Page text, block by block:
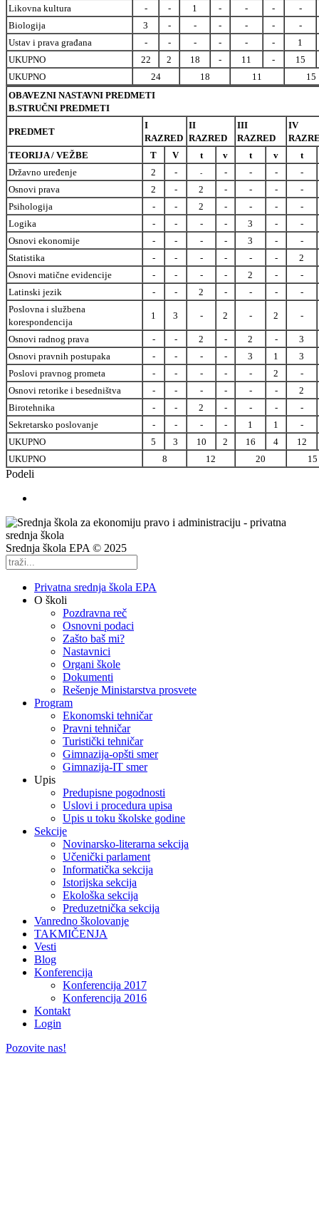
Likovna kultura
- - 1 - - -
-
Biologija
3 - - - - -
-
Ustav i prava građana
- - - - - -
1
UKUPNO
22 2 18 - 11 -
15
UKUPNO
24 18 11
15
OBAVEZNI NASTAVNI PREDMETI
B.STRUČNI PREDMETI
PREDMET
I
RAZRED
II
RAZRED
III
RAZRED
IV
TEORIJA / VEŽBE
T V t v t v
t
Državno uređenje
2 - - - - -
-
Osnovi prava
2 - 2 - - -
-
Psihologija
- - 2 - - -
-
Logika
- - - - 3 -
-
Osnovi ekonomije
- - - - 3 -
-
Statistika
- - - - - -
2
Osnovi matične evidencije
- - - - 2 -
-
Latinski jezik
- - 2 - - -
-
Poslovna i službena
korespondencija
1 3 - 2 - 2 -
Osnovi radnog prava - - 2 - 2 -
3
Osnovi pravnih postupaka
- - - - 3 1
3
Poslovi pravnog prometa
- - - - - 2
-
Osnovi retorike i besedništva
- - - - - -
2
Birotehnika
- - 2 - - -
-
Sekretarsko poslovanje
- - - - 1 1
-
UKUPNO
5 3 10 2 16 4
12
UKUPNO
8 12 20 15
Podeli
Srednja škola EPA © 2025
Privatna srednja škola EPA
O školi
Pozdravna reč
Osnovni podaci
Zašto baš mi?
Nastavnici
Organi škole
Dokumenti
Rešenje Ministarstva prosvete
Program
Ekonomski tehničar
Pravni tehničar
Turistički tehničar
Gimnazija-opšti smer
Gimnazija-IT smer
Upis
Predupisne pogodnosti
Uslovi i procedura upisa
Upis u toku školske godine
Sekcije
Novinarsko-literarna sekcija
Učenički parlament
Informatička sekcija
Istorijska sekcija
Ekološka sekcija
Preduzetnička sekcija
Vanredno školovanje
TAKMIČENJA
Vesti
Blog
Konferencija
Konferencija 2017
Konferencija 2016
Kontakt
Login
Pozovite nas!